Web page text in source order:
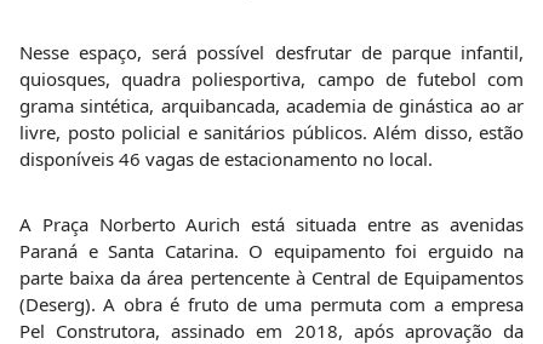
Nesse espaço, será possível desfrutar de parque infantil,
quiosques, quadra poliesportiva, campo de futebol com
grama sintética, arquibancada, academia de ginástica ao ar
livre, posto policial e sanitários públicos. Além disso, estão
disponíveis 46 vagas de estacionamento no local.
A Praça Norberto Aurich está situada entre as avenidas
Paraná e Santa Catarina. O equipamento foi erguido na
parte baixa da área pertencente à Central de Equipamentos
(Deserg). A obra é fruto de uma permuta com a empresa
Pel Construtora, assinado em 2018, após aprovação da